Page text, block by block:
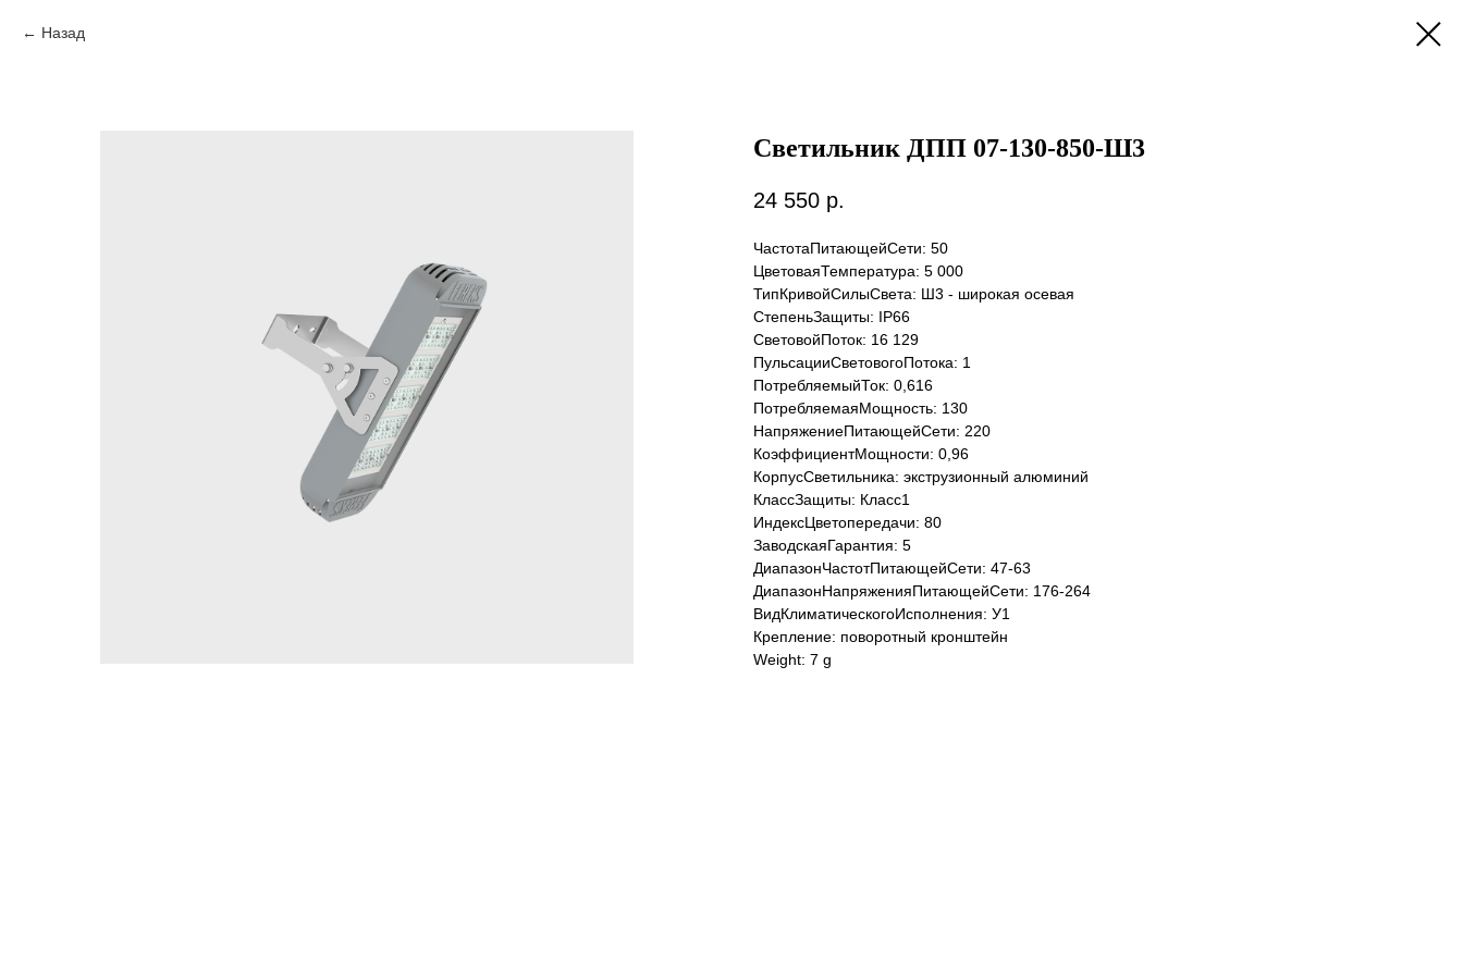
Назад
Светильник ДПП 07-130-850-Ш3
24 550 р.
ЧастотаПитающейСети: 50
ЦветоваяТемпература: 5 000
ТипКривойСилыСвета: Ш3 - широкая осевая
СтепеньЗащиты: IP66
СветовойПоток: 16 129
ПульсацииСветовогоПотока: 1
ПотребляемыйТок: 0,616
ПотребляемаяМощность: 130
НапряжениеПитающейСети: 220
КоэффициентМощности: 0,96
КорпусСветильника: экструзионный алюминий
КлассЗащиты: Класс1
ИндексЦветопередачи: 80
ЗаводскаяГарантия: 5
ДиапазонЧастотПитающейСети: 47-63
ДиапазонНапряженияПитающейСети: 176-264
ВидКлиматическогоИсполнения: У1
Крепление: поворотный кронштейн
Weight: 7 g